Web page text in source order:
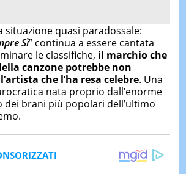
situazione quasi paradossale:
Sì” continua a essere cantata
le classifiche, il marchio che
canzone potrebbe non
che l’ha resa celebre. Una
nata proprio dall’enorme
dei brani più popolari dell’ultimo